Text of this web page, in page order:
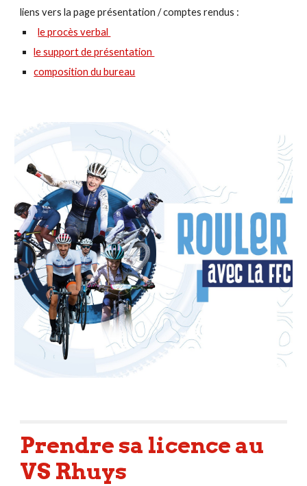
liens vers la page présentation / comptes rendus :
le procès verbal
le support de présentation
composition du bureau
Prendre sa licence au
VS Rhuys